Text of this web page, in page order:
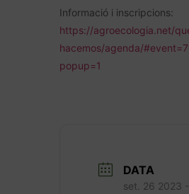
Informació i inscripcions:
https://agroecologia.net/
hacemos/agenda/
popup=1
DATA
set. 26 2023